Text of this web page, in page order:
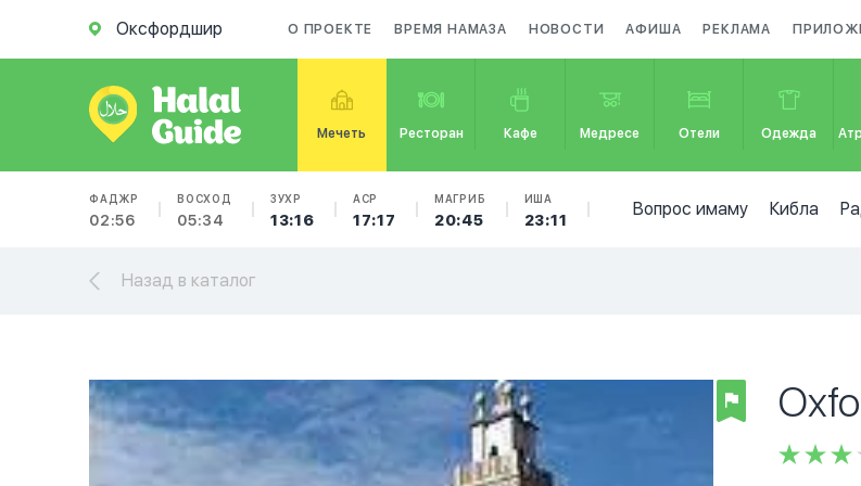
Оксфордшир О ПРОЕКТЕ ВРЕМЯ НАМАЗА НОВОСТИ АФИША РЕКЛАМА
Мечеть Ресторан Кафе Медресе Отели Одежда
ФАДЖР
02:56
ВОСХОД
05:34
ЗУХР
13:16
АСР
17:17
МАГРИБ
20:45
ИША
23:11
Вопрос имаму Кибла
Назад в каталог